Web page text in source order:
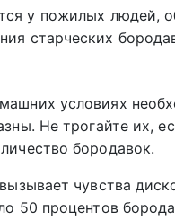
у пожилых людей,
старческих
условиях
Не трогайте их,
бородавок.
чувства
50 процентов